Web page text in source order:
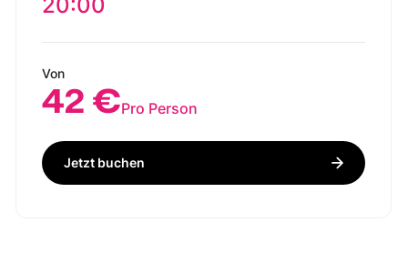
Von
42 €Pro Person
Jetzt buchen